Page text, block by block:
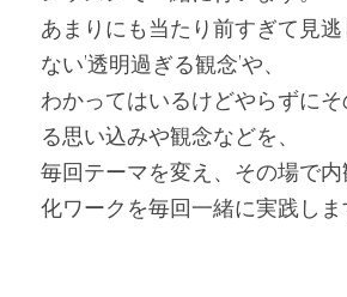
あまりにも当たり前すぎて見
ない’透明過ぎる観念’や、
わかってはいるけどやらずに
る思い込みや観念などを、
毎回テーマを変え、その場で
化ワークを毎回一緒に実践しま